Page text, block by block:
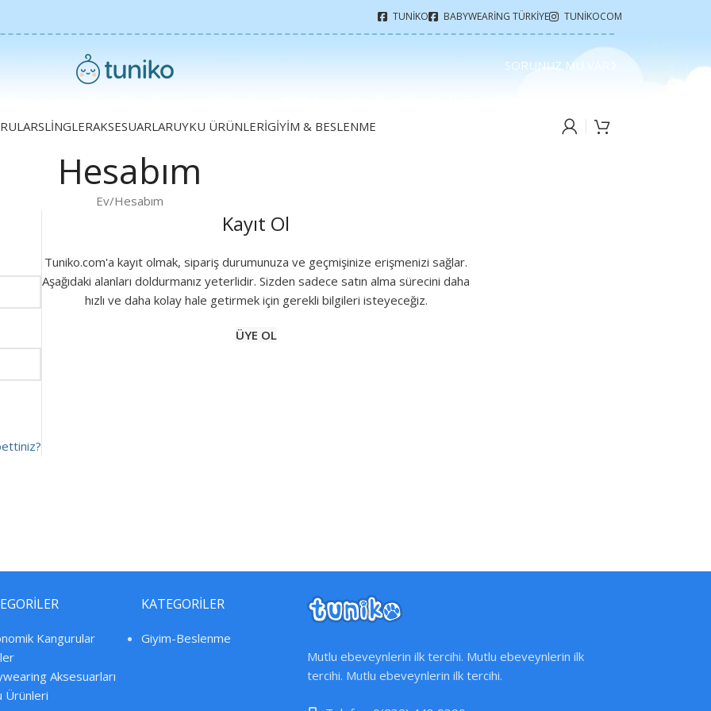
TUNIKO BABYWEARING TÜRKIYE TUNIKOCOM
SORUNUZ MU VAR
SLINGLERAKSESUARLARUYKU ÜRÜNLERIGIYIM & BESLENME
Hesabım
Ev Hesabım
Kayıt Ol
Tuniko.com'a kayıt olmak, sipariş durumunuza ve geçmişinize erişmenizi sağlar.
Aşağıdaki alanları doldurmanız yeterlidir. Sizden sadece satın alma sürecini daha
hızlı ve daha kolay hale getirmek için gerekli bilgileri isteyeceğiz.
ÜYE OL
Kangurular
Aksesuarları
Ürünleri
KATEGORİLER
Giyim-Beslenme
Mutlu ebeveynlerin ilk tercihi. Mutlu ebeveynlerin ilk
tercihi. Mutlu ebeveynlerin ilk tercihi.